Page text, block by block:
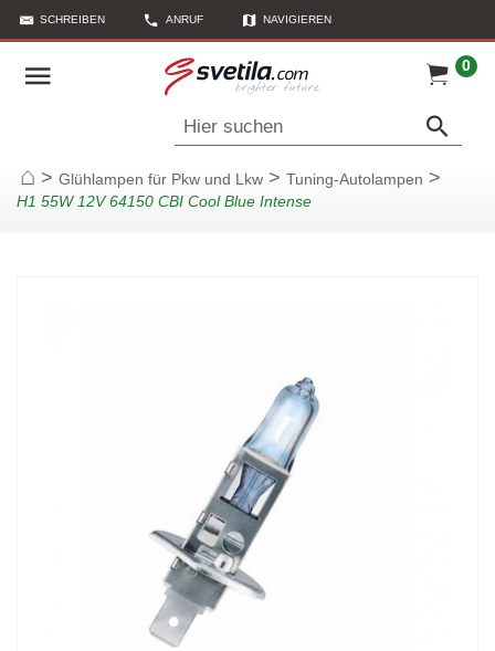
SCHREIBEN ANRUF NAVIGIEREN
0
Hier suchen
Startseite
> Glühlampen für Pkw und Lkw > Tuning-Autolampen >
H1 55W 12V 64150 CBI Cool Blue Intense